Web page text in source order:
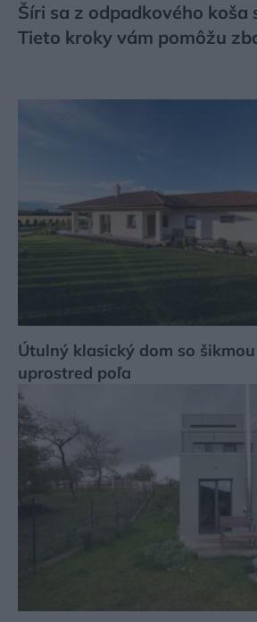
Šíri sa z odpadkového koša
Tieto kroky vám pomôžu
Útulný klasický dom so
uprostred poľa